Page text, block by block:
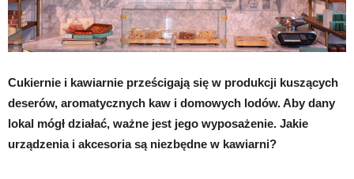
Cukiernie i kawiarnie prześcigają się w produkcji kuszących
deserów, aromatycznych kaw i domowych lodów. Aby dany
lokal mógł działać, ważne jest jego wyposażenie. Jakie
urządzenia i akcesoria są niezbędne w kawiarni?